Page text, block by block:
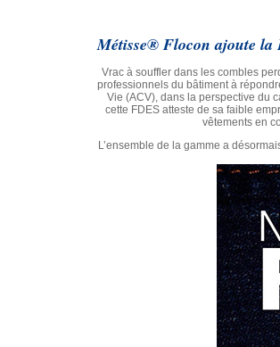
Métisse® Flocon ajoute la
Vrac à souffler dans les combles
professionnels du bâtiment à
Vie (ACV), dans la perspective du
cette FDES atteste de sa faible
vêtements en
L’ensemble de la gamme a